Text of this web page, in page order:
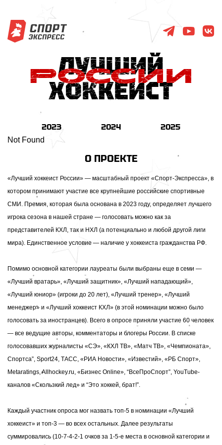
2023 2024 2025
Not Found
О ПРОЕКТЕ
«Лучший хоккеист России» — масштабный проект «Спорт-Экспресса», в
котором принимают участие все крупнейшие российские спортивные
СМИ. Премия, которая была основана в 2023 году, определяет лучшего
игрока сезона в нашей стране — голосовать можно как за
представителей КХЛ, так и НХЛ (а потенциально и любой другой лиги
мира). Единственное условие — наличие у хоккеиста гражданства РФ.
Помимо основной категории лауреаты были выбраны еще в семи —
«Лучший вратарь», «Лучший защитник», «Лучший нападающий»,
«Лучший юниор» (игроки до 20 лет), «Лучший тренер», «Лучший
менеджер» и «Лучший хоккеист КХЛ» (в этой номинации можно было
голосовать за иностранцев). Всего в опросе приняли участие 60 человек
— все ведущие авторы, комментаторы и блогеры России. В списке
голосовавших журналисты «СЭ», «КХЛ ТВ», «Матч ТВ», «Чемпионата»,
Cпортса”, Sport24, ТАСС, «РИА Новости», «Известий», «РБ Спорт»,
Metaratings, Allhockey.ru, «Бизнес Online», “ВсеПроСпорт”, YouTube-
каналов «Скользкий лед» и “Это хоккей, брат!”.
Каждый участник опроса мог назвать топ-5 в номинации «Лучший
хоккеист» и топ-3 — во всех остальных. Далее результаты
суммировались (10-7-4-2-1 очков за 1-5-е места в основной категории и